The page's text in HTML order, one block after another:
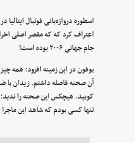
اسطوره دروازه‌بانی فوتبال ایتالیا
اعتراف کرد که که مقصر اصلی
جام جهانی ۲۰۰۶ بوده است!
آن صحنه فاصله داشتم. زیدان با
کوبید. هیچکس این صحنه را
تنها کسی بودم که شاهد این